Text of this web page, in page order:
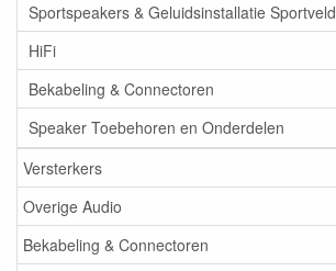
Sportspeakers & Geluidsinstallatie Sportveld
HiFi
Bekabeling & Connectoren
Speaker Toebehoren en Onderdelen
Versterkers
Overige Audio
Bekabeling & Connectoren